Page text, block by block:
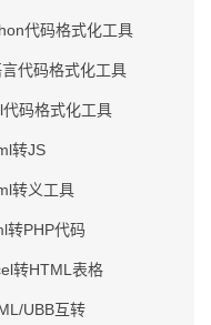
代码格式化工具
代码格式化工具
代码格式化工具
转JS
转义工具
转PHP代码
转HTML表格
UBB互转